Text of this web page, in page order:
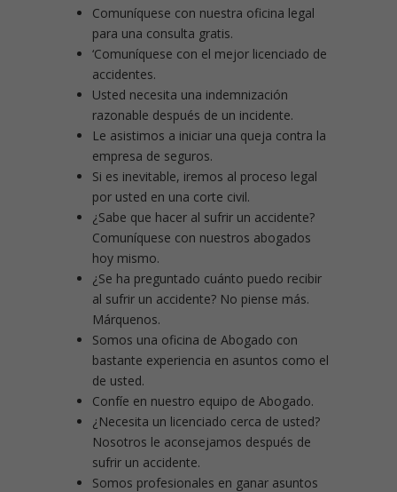
Comuníquese con nuestra oficina legal
para una consulta gratis.
‘Comuníquese con el mejor licenciado de
accidentes.
Usted necesita una indemnización
razonable después de un incidente.
Le asistimos a iniciar una queja contra la
empresa de seguros.
Si es inevitable, iremos al proceso legal
por usted en una corte civil.
¿Sabe que hacer al sufrir un accidente?
Comuníquese con nuestros abogados
hoy mismo.
¿Se ha preguntado cuánto puedo recibir
al sufrir un accidente? No piense más.
Márquenos.
Somos una oficina de Abogado con
bastante experiencia en asuntos como el
de usted.
Confíe en nuestro equipo de Abogado.
¿Necesita un licenciado cerca de usted?
Nosotros le aconsejamos después de
sufrir un accidente.
Somos profesionales en ganar asuntos